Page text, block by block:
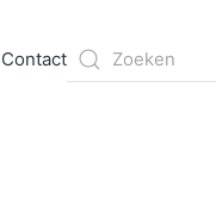
Contact